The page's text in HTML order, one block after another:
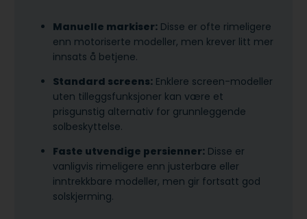
Manuelle markiser: Disse er ofte rimeligere
enn motoriserte modeller, men krever litt mer
innsats å betjene.
Standard screens: Enklere screen-modeller
uten tilleggsfunksjoner kan være et
prisgunstig alternativ for grunnleggende
solbeskyttelse.
Faste utvendige persienner: Disse er
vanligvis rimeligere enn justerbare eller
inntrekkbare modeller, men gir fortsatt god
solskjerming.